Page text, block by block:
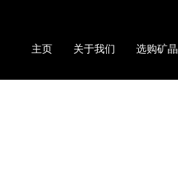
主页 关于我们 选购矿晶